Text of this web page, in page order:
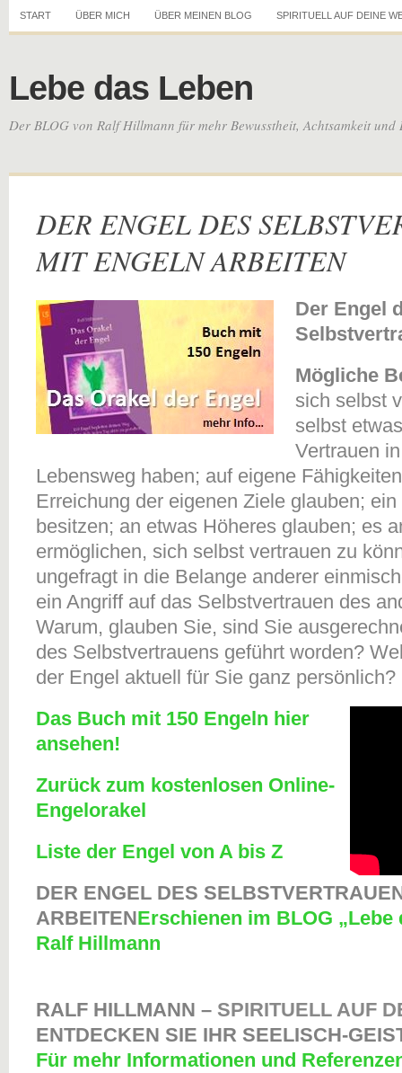
START ÜBER MICH ÜBER MEINEN BLOG SPIRITUELL AUF DEINE
Lebe das Leben
Der BLOG von Ralf Hillmann für mehr Bewusstheit, Achtsamkeit und
DER ENGEL DES
MIT ENGELN ARBEITEN
Der Engel
Mögliche
sich selbst
selbst
Vertrauen
Lebensweg haben; auf eigene
Erreichung der eigenen Ziele glauben;
besitzen; an etwas Höheres glauben; es
ermöglichen, sich selbst vertrauen zu
ungefragt in die Belange anderer
ein Angriff auf das Selbstvertrauen des
Warum, glauben Sie, sind Sie
des Selbstvertrauens geführt worden?
der Engel aktuell für Sie ganz persönlich?
Das Buch mit 150 Engeln hier
ansehen!
Zurück zum kostenlosen Online-
Engelorakel
Liste der Engel von A bis Z
DER ENGEL DES
ARBEITENErschienen im BLOG „Lebe
Ralf Hillmann
RALF HILLMANN – SPIRITUELL AUF
ENTDECKEN SIE IHR SEELISCH-
Für mehr Informationen und